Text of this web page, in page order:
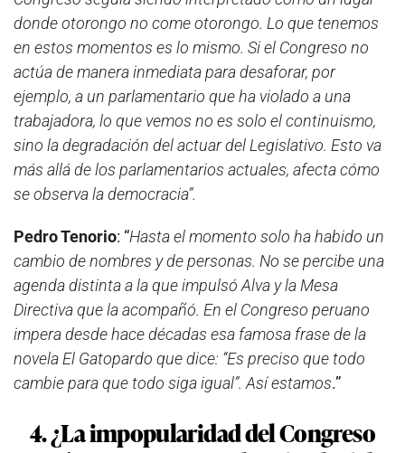
donde otorongo no come otorongo. Lo que tenemos
en estos momentos es lo mismo. Si el Congreso no
actúa de manera inmediata para desaforar, por
ejemplo, a un parlamentario que ha violado a una
trabajadora, lo que vemos no es solo el continuismo,
sino la degradación del actuar del Legislativo. Esto va
más allá de los parlamentarios actuales, afecta cómo
se observa la democracia”.
Pedro Tenorio: “Hasta el momento solo ha habido un
cambio de nombres y de personas. No se percibe una
agenda distinta a la que impulsó Alva y la Mesa
Directiva que la acompañó. En el Congreso peruano
impera desde hace décadas esa famosa frase de la
novela El Gatopardo que dice: “Es preciso que todo
cambie para que todo siga igual”. Así estamos.”
4. ¿La impopularidad del Congreso